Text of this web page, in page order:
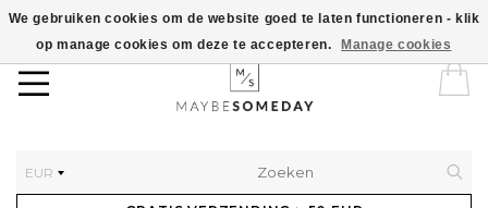
EUR
We gebruiken cookies om de website goed te laten functioneren - klik
op manage cookies om deze te accepteren.
Manage cookies